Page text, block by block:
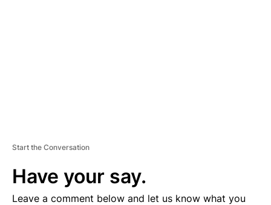
Start the Conversation
Have your say.
Leave a comment below and let us know what you